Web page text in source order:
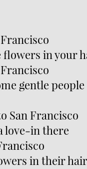
flowers in your
gentle
San Francisco
love-in there
in their